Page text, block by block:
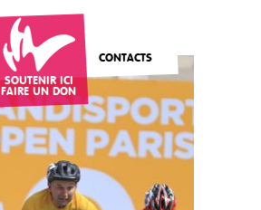
SOUTENIR ICI
FAIRE UN DON
CONTACTS